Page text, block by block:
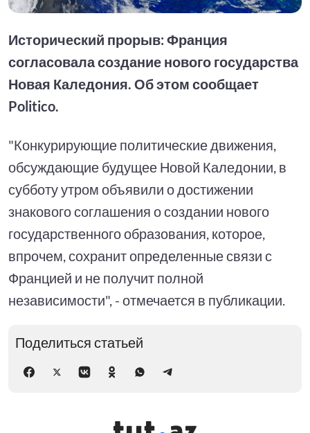
Исторический прорыв: Франция
согласовала создание нового государства
Новая Каледония. Об этом сообщает
Politico.
"Конкурирующие политические движения,
обсуждающие будущее Новой Каледонии, в
субботу утром объявили о достижении
знакового соглашения о создании нового
государственного образования, которое,
впрочем, сохранит определенные связи с
Францией и не получит полной
независимости", - отмечается в публикации.
Поделиться статьей